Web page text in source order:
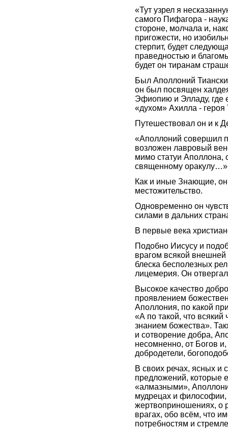
«Тут узрел я
самого Пифагора -
стороне, молчала и,
пригожести, но
стерпит, будет
праведностью и
будет он тиранам
Был Аполлоний
он был посвящен
Эфиопию и Элладу, где
«духом» Ахилла -
Путешествовал он и к
«Аполлоний совершил
возложен лавровый
мимо статуи Аполлона,
священному оракулу…»
Как и иные Знающие,
местожительство.
Одновременно он
силами в дальних
В первые века
Подобно Иисусу и
врагом всякой внешней
блеска бесполезных
лицемерия. Он
Высокое качество
проявлением
Аполлония, по какой
«А по такой, что
знанием божества».
и сотворение добра,
несомненно, от Богов и,
добродетели,
В своих речах, ясных и
предложений, которые
«алмазными»,
мудрецах и философии,
жертвоприношениях, о
врагах, обо всём, что
потребностям и